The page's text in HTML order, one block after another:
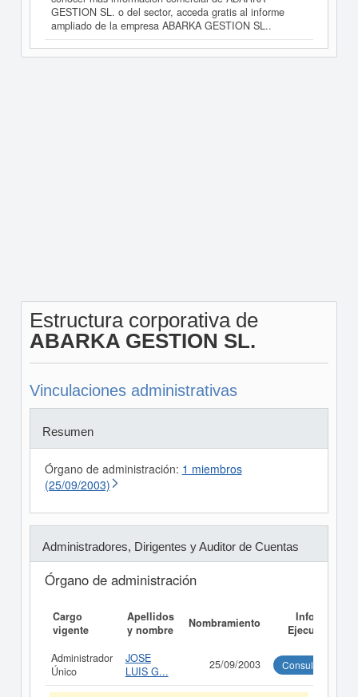
GESTION SL. o del sector, acceda gratis al informe
ampliado de la empresa ABARKA GESTION SL..
Estructura corporativa de
ABARKA GESTION SL.
Vinculaciones administrativas
Resumen
Órgano de administración: 1 miembros
(25/09/2003)
Administradores, Dirigentes y Auditor de Cuentas
Órgano de administración
Cargo
vigente
Apellidos
y nombre
Nombramiento
Informe
Ejecutivo
Administrador
Único
JOSE
LUIS G...
25/09/2003 Consultar